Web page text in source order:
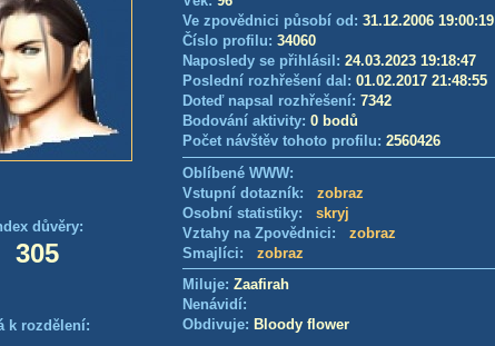
důvěry:
305
k rozdělení:
Ve zpovědnici působí od: 31.12.2006 19:00:19
Číslo profilu: 34060
Naposledy se přihlásil: 24.03.2023 19:18:47
Poslední rozhřešení dal: 01.02.2017 21:48:55
Doteď napsal rozhřešení: 7342
Bodování aktivity: 0 bodů
Počet návštěv tohoto profilu: 2560426
Oblíbené WWW:
Vstupní dotazník: zobraz
Osobní statistiky: skryj
Vztahy na Zpovědnici: zobraz
Smajlíci: zobraz
Miluje: Zaafirah
Nenávidí:
Obdivuje: Bloody flower